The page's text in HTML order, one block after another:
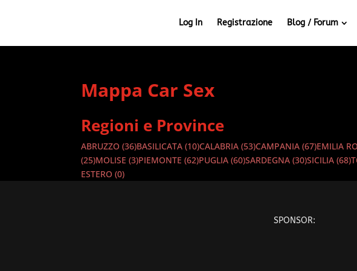
Log In Registrazione Blog / Forum
Mappa Car Sex
Regioni e Province
ABRUZZO(36)BASILICATA(10)CALABRIA(53)CAMPANIA(67)EMILIA
(25)MOLISE(3)PIEMONTE(62)PUGLIA(60)SARDEGNA(30)SICILIA(68)
ESTERO(0)
SPONSOR: